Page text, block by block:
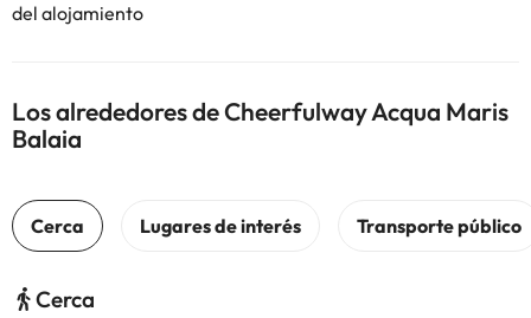
del alojamiento
Los alrededores de Cheerfulway Acqua Maris
Balaia
Cerca